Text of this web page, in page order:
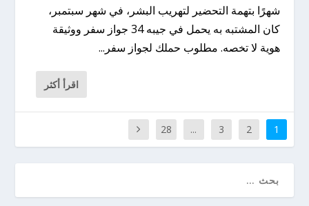
شهرًا بتهمة التحضير لتهريب البشر، في شهر سبتمبر،
كان المشتبه به يحمل في جيبه 34 جواز سفر ووثيقة
هوية لا تخصه. مطلوب حملك لجواز سفر...
اقرأ أكثر
1
2
3
...
28